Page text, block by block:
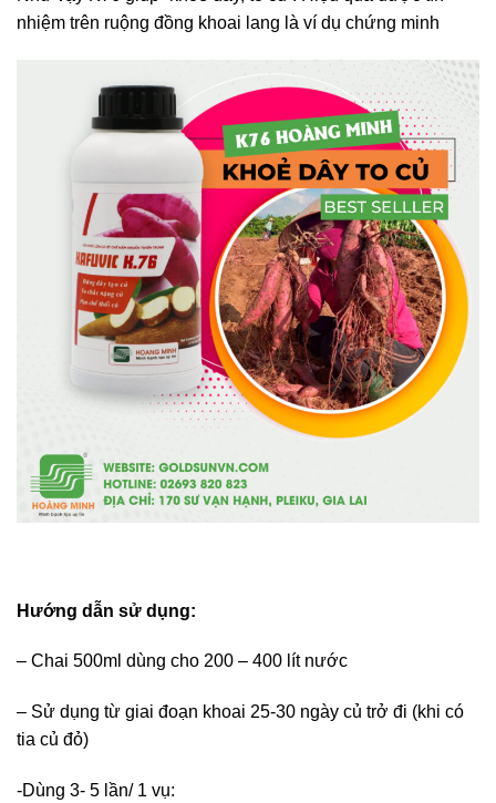
nhiệm trên ruộng đồng khoai lang là ví dụ chứng minh
Hướng dẫn sử dụng:
– Chai 500ml dùng cho 200 – 400 lít nước
– Sử dụng từ giai đoạn khoai 25-30 ngày củ trở đi (khi có
tia củ đỏ)
-Dùng 3- 5 lần/ 1 vụ: